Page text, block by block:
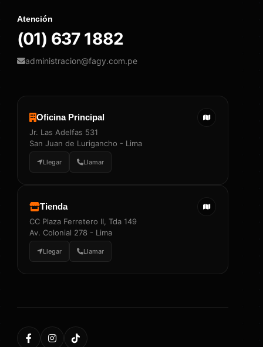
Atención
(01) 637 1882
administracion@fagy.com.pe
Oficina Principal
Jr. Las Adelfas 531
San Juan de Lurigancho - Lima
Llegar Llamar
Tienda
CC Plaza Ferretero II, Tda 149
Av. Colonial 278 - Lima
Llegar Llamar